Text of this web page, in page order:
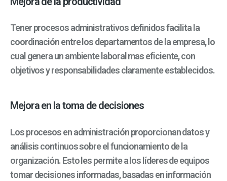
Tener procesos administrativos definidos facilita la
coordinación entre los departamentos de la empresa, lo
cual genera un ambiente laboral mas eficiente, con
objetivos y responsabilidades claramente establecidos.
Mejora en la toma de decisiones
Los procesos en administración proporcionan datos y
análisis continuos sobre el funcionamiento de la
organización. Esto les permite a los líderes de equipos
tomar decisiones informadas, basadas en información